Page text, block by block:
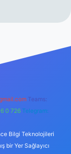
hiltonbet yeni giriş
Teams:
0 726 Telegram:
Bilgi Teknolojileri
bir Yer Sağlayıcı